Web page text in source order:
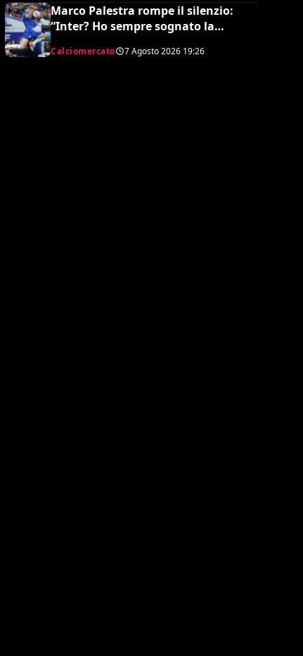
Marco Palestra rompe il silenzio:
“Inter? Ho sempre sognato la
Calciomercato 7 Agosto 2026 19:26